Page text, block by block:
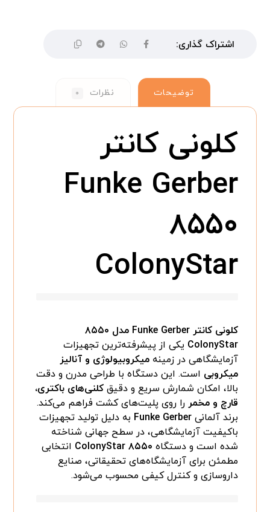
توضیحات نظرات ۰
کلونی کانتر
Funke Gerber
۸۵۵۰
ColonyStar
کلونی کانتر Funke Gerber مدل ۸۵۵۰
ColonyStar یکی از پیشرفته‌ترین تجهیزات
آزمایشگاهی در زمینهمیکروبیولوژی و آنالیز
میکروبی است. این دستگاه با طراحی مدرن و دقت
بالا، امکان شمارش سریع و دقیقکلنی‌های باکتری،
قارچ و مخمر را روی پلیت‌های کشت فراهم می‌کند.
برند آلمانیFunke Gerber به دلیل تولید تجهیزات
باکیفیت آزمایشگاهی، در سطح جهانی شناخته
شده است و دستگاه ColonyStar ۸۵۵۰ انتخابی
مطمئن برای آزمایشگاه‌های تحقیقاتی، صنایع
داروسازی و کنترل کیفی محسوب می‌شود.